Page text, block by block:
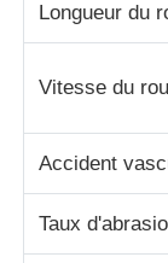
Équipement
Équipement
Équipement
Longueur du
Vitesse du
Accident
Taux